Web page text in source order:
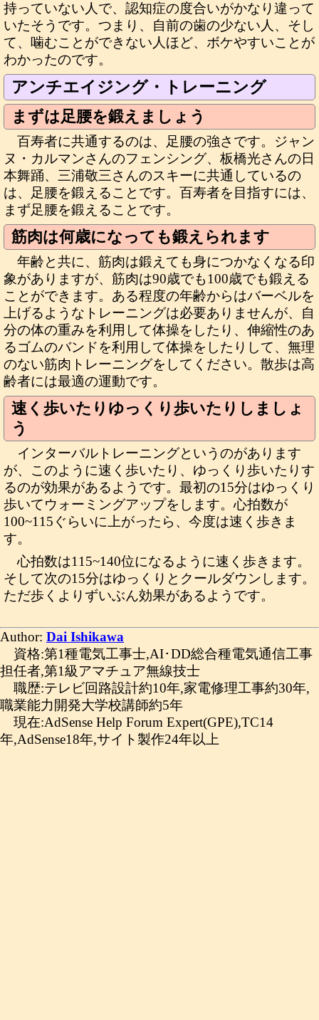
持っていない人で、認知症の度合いがかなり違って
いたそうです。つまり、自前の歯の少ない人、そし
て、噛むことができない人ほど、ボケやすいことが
わかったのです。
アンチエイジング・トレーニング
まずは足腰を鍛えましょう
百寿者に共通するのは、足腰の強さです。ジャン
ヌ・カルマンさんのフェンシング、板橋光さんの日
本舞踊、三浦敬三さんのスキーに共通しているの
は、足腰を鍛えることです。百寿者を目指すには、
まず足腰を鍛えることです。
筋肉は何歳になっても鍛えられます
年齢と共に、筋肉は鍛えても身につかなくなる印
象がありますが、筋肉は90歳でも100歳でも鍛える
ことができます。ある程度の年齢からはバーベルを
上げるようなトレーニングは必要ありませんが、自
分の体の重みを利用して体操をしたり、伸縮性のあ
るゴムのバンドを利用して体操をしたりして、無理
のない筋肉トレーニングをしてください。散歩は高
齢者には最適の運動です。
速く歩いたりゆっくり歩いたりしましょ
う
インターバルトレーニングというのがあります
が、このように速く歩いたり、ゆっくり歩いたりす
るのが効果があるようです。最初の15分はゆっくり
歩いてウォーミングアップをします。心拍数が
100~115ぐらいに上がったら、今度は速く歩きま
す。
心拍数は115~140位になるように速く歩きます。
そして次の15分はゆっくりとクールダウンします。
ただ歩くよりずいぶん効果があるようです。
Author: Dai Ishikawa
資格:第1種電気工事士,AI･DD総合種電気通信工事
担任者,第1級アマチュア無線技士
職歴:テレビ回路設計約10年,家電修理工事約30年,
職業能力開発大学校講師約5年
現在:AdSense Help Forum Expert(GPE),TC14
年,AdSense18年,サイト製作24年以上